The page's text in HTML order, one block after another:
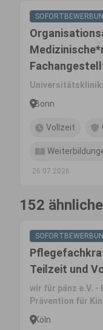
Gesundheits-
Bonn
Vollzeit
26.07.2026
152
Teilzeit und
wir für pänz e.V. -
Prävention für
Köln